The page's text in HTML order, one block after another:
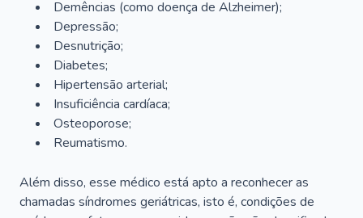
Demências (como doença de Alzheimer);
Depressão;
Desnutrição;
Diabetes;
Hipertensão arterial;
Insuficiência cardíaca;
Osteoporose;
Reumatismo.
Além disso, esse médico está apto a reconhecer as
chamadas síndromes geriátricas, isto é, condições de